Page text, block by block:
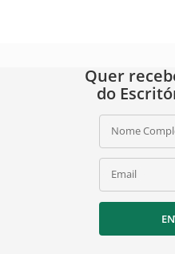
Quer
do
Nome
Email